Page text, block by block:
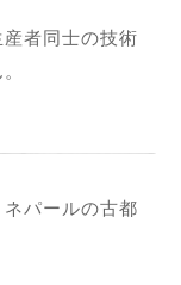
者同士の技術
パールの古都